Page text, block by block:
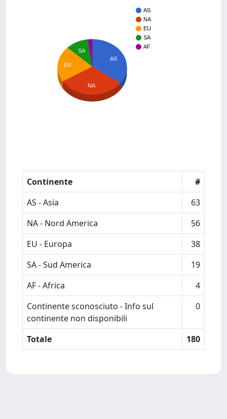
AS
NA
EU
SA
AF
AS
SA
EU
NA
Continente
#
AS - Asia
63
NA - Nord America
56
EU - Europa
38
SA - Sud America
19
AF - Africa
4
Continente sconosciuto - Info sul
continente non disponibili
0
Totale 180